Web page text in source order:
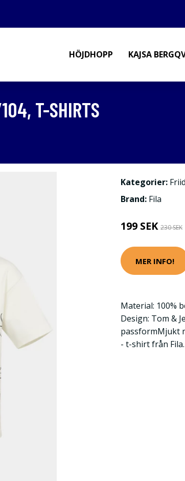
HÖJDHOPP KAJSA
T-SHIRTS
Kategorier:
Brand: Fila
199 SEK 230 SEK
MER INFO!
Material: 100%
Design: Tom &
passformMjukt
- t-shirt från